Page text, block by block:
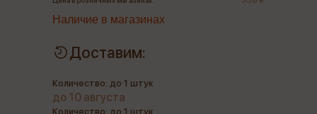
Наличие в магазинах
Доставим:
Количество: до 1 штук
до 10 августа
Количество: до 1 штук